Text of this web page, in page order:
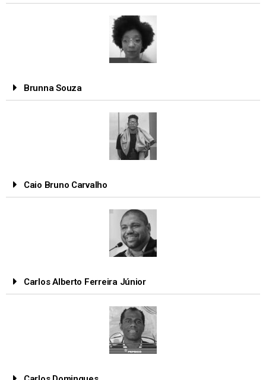
Brunna Souza
Caio Bruno Carvalho
Carlos Alberto Ferreira Júnior